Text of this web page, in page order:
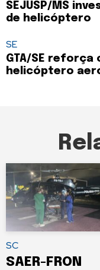
SEJUSP/MS
de helicóptero
SE
GTA/SE reforça
helicóptero
SC
SAER-FRON